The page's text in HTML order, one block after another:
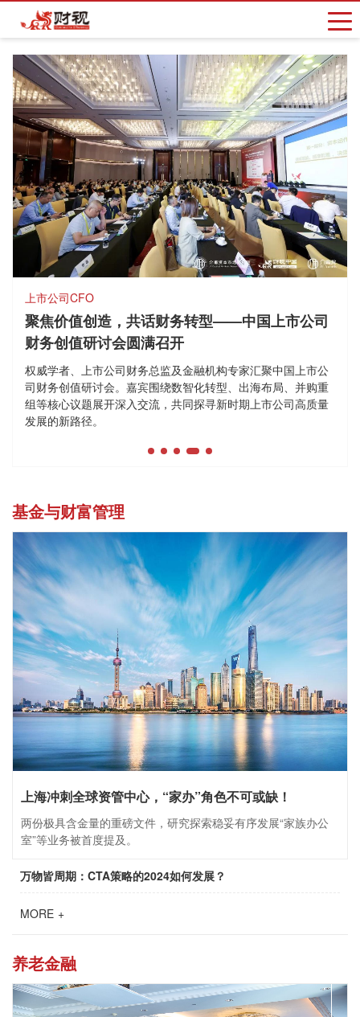
上市公司CFO
聚焦价值创造，共话财务转型——中国上市公司
财务创值研讨会圆满召开
权威学者、上市公司财务总监及金融机构专家汇聚中国上市公
司财务创值研讨会。嘉宾围绕数智化转型、出海布局、并购重
组等核心议题展开深入交流，共同探寻新时期上市公司高质量
发展的新路径。
基金与财富管理
上海冲刺全球资管中心，“家办”角色不可或缺！
两份极具含金量的重磅文件，研究探索稳妥有序发展“家族办公
室”等业务被首度提及。
万物皆周期：CTA策略的2024如何发展？
MORE +
养老金融